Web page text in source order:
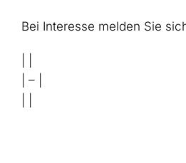
Bei Interesse melden Sie
| – |